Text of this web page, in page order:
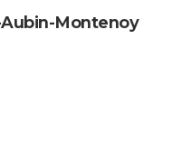
Montenoy